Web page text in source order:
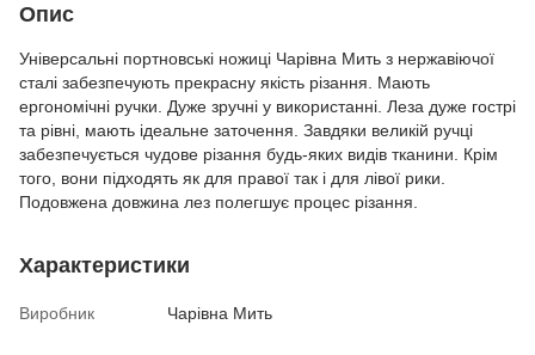
Опис
Універсальні портновські ножиці Чарівна Мить з нержавіючої
сталі забезпечують прекрасну якість різання. Мають
ергономічні ручки. Дуже зручні у використанні. Леза дуже гострі
та рівні, мають ідеальне заточення. Завдяки великій ручці
забезпечується чудове різання будь-яких видів тканини. Крім
того, вони підходять як для правої так і для лівої рики.
Подовжена довжина лез полегшує процес різання.
Характеристики
Виробник Чарівна Мить